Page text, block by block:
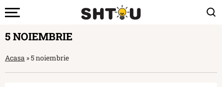
5 NOIEMBRIE
Acasa »5 noiembrie